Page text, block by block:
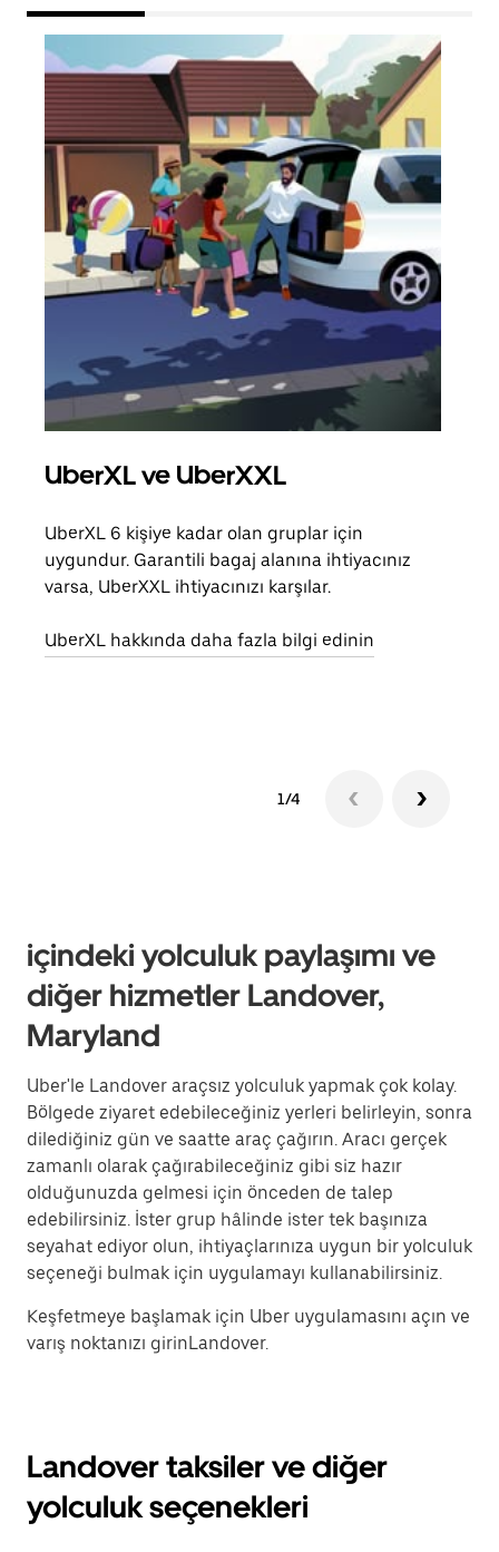
UberXL ve UberXXL
UberXL 6 kişiye kadar olan gruplar için
uygundur. Garantili bagaj alanına ihtiyacınız
varsa, UberXXL ihtiyacınızı karşılar.
UberXL hakkında daha fazla bilgi edinin
1/4
içindeki yolculuk paylaşımı ve
diğer hizmetler Landover,
Maryland
Uber'le Landover araçsız yolculuk yapmak çok kolay.
Bölgede ziyaret edebileceğiniz yerleri belirleyin, sonra
dilediğiniz gün ve saatte araç çağırın. Aracı gerçek
zamanlı olarak çağırabileceğiniz gibi siz hazır
olduğunuzda gelmesi için önceden de talep
edebilirsiniz. İster grup hâlinde ister tek başınıza
seyahat ediyor olun, ihtiyaçlarınıza uygun bir yolculuk
seçeneği bulmak için uygulamayı kullanabilirsiniz.
Keşfetmeye başlamak için Uber uygulamasını açın ve
varış noktanızı girinLandover.
Landover taksiler ve diğer
yolculuk seçenekleri